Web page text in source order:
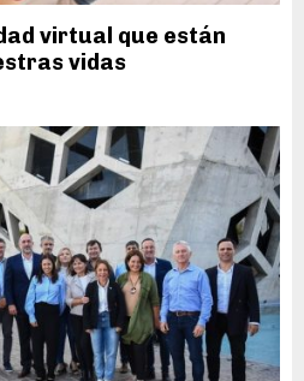
virtual que están
vidas